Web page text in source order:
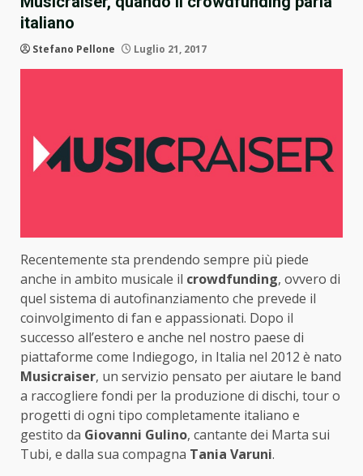
italiano
Stefano Pellone Luglio 21, 2017
Recentemente sta prendendo sempre più piede
anche in ambito musicale il crowdfunding, ovvero di
quel sistema di autofinanziamento che prevede il
coinvolgimento di fan e appassionati. Dopo il
successo all’estero e anche nel nostro paese di
piattaforme come Indiegogo, in Italia nel 2012 è nato
Musicraiser, un servizio pensato per aiutare le band
a raccogliere fondi per la produzione di dischi, tour o
progetti di ogni tipo completamente italiano e
gestito da Giovanni Gulino, cantante dei Marta sui
Tubi, e dalla sua compagna Tania Varuni.